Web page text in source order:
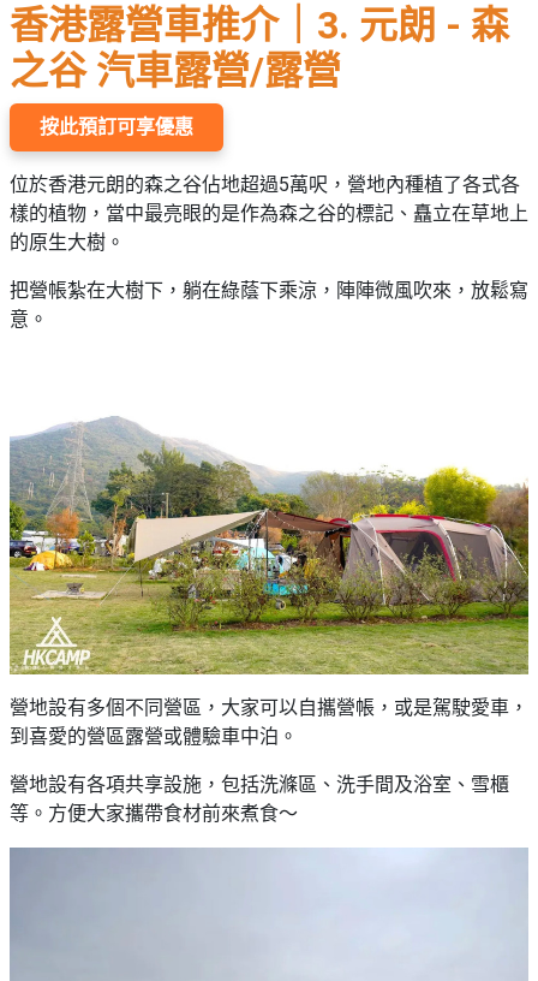
香港露營車推介｜3. 元朗 - 森
之谷 汽車露營/露營
按此預訂可享優惠
位於香港元朗的森之谷佔地超過5萬呎，營地內種植了各式各
樣的植物，當中最亮眼的是作為森之谷的標記、矗立在草地上
的原生大樹。
把營帳紮在大樹下，躺在綠蔭下乘涼，陣陣微風吹來，放鬆寫
意。
營地設有多個不同營區，大家可以自攜營帳，或是駕駛愛車，
到喜愛的營區露營或體驗車中泊。
營地設有各項共享設施，包括洗滌區、洗手間及浴室、雪櫃
等。方便大家攜帶食材前來煮食～